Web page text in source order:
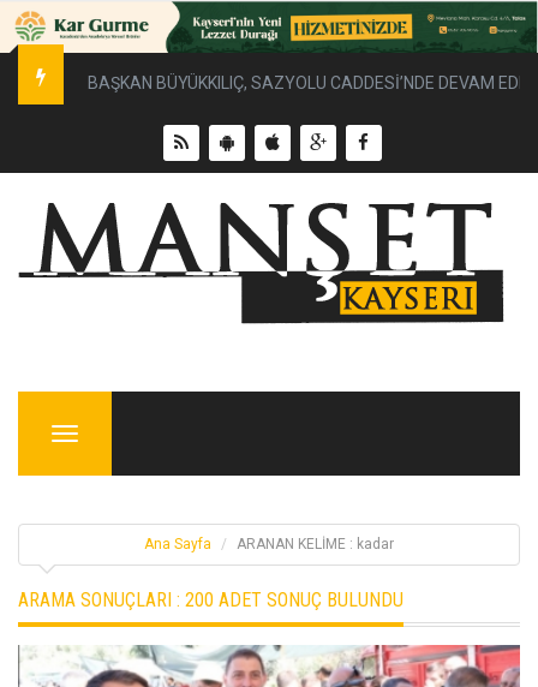
BAŞKAN BÜYÜKKILIÇ, SAZYOLU CADDESİ’NDE DEVAM
Menu
Ana Sayfa ARANAN KELİME : kadar
ARAMA SONUÇLARI : 200 ADET SONUÇ BULUNDU